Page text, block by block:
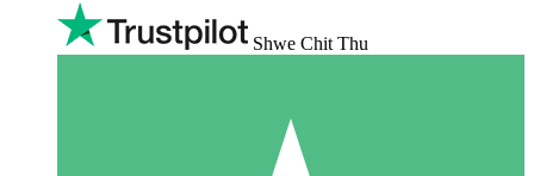
Shwe Chit Thu